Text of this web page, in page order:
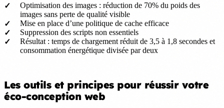
Optimisation des images : réduction de 70% du poids des
images sans perte de qualité visible
Mise en place d’une politique de cache efficace
Suppression des scripts non essentiels
Résultat : temps de chargement réduit de 3,5 à 1,8 secondes et
consommation énergétique divisée par deux
Les outils et principes pour réussir votre
éco-conception web